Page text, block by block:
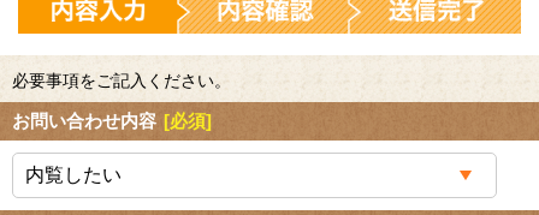
必要事項をご記入ください。
お問い合わせ内容 [必須]